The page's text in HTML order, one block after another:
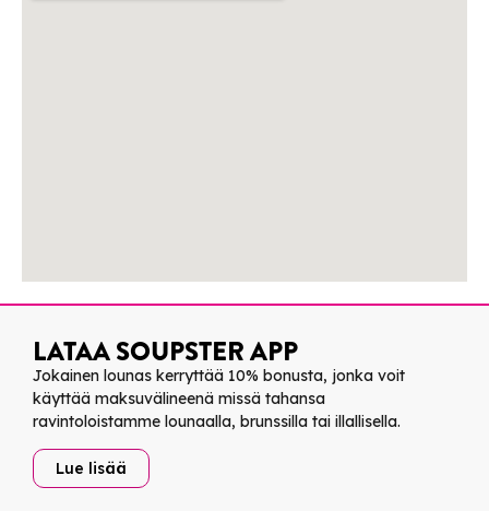
Jokainen lounas kerryttää 10% bonusta, jonka voit
käyttää maksuvälineenä missä tahansa
ravintoloistamme lounaalla, brunssilla tai illallisella.
LATAA SOUPSTER APP
Lue lisää